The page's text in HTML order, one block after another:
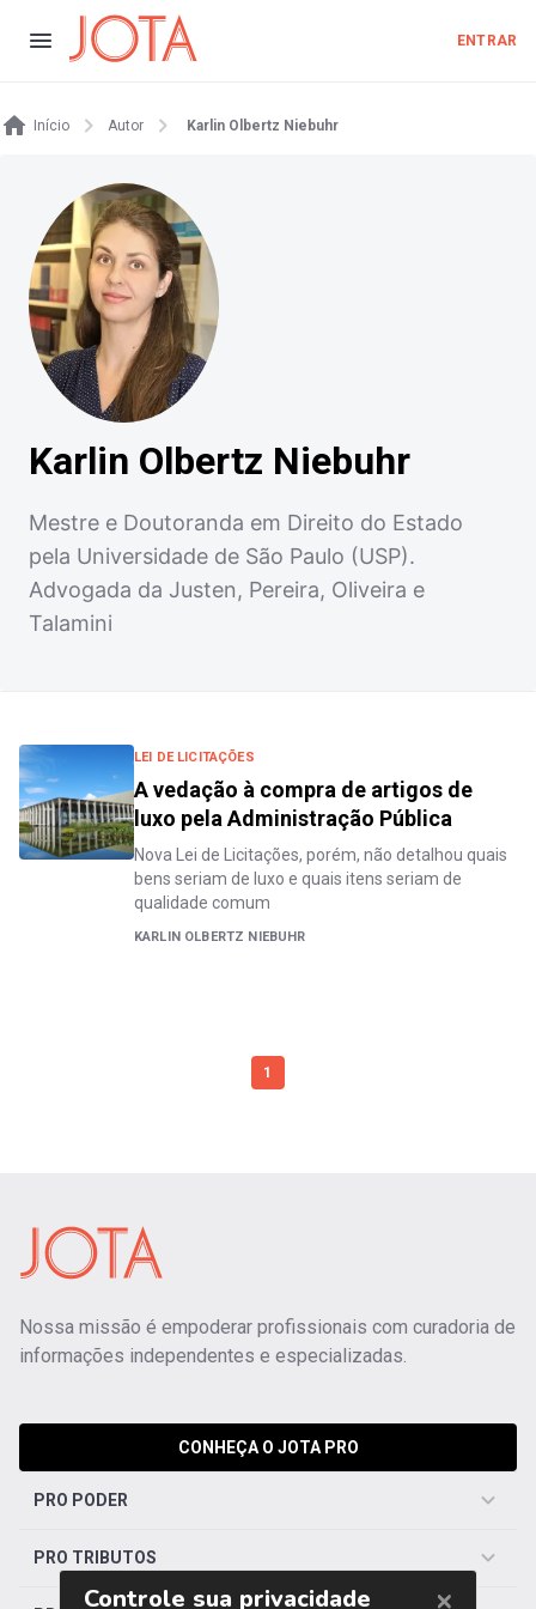
ENTRAR
Início Autor Karlin Olbertz Niebuhr
Karlin Olbertz Niebuhr
Mestre e Doutoranda em Direito do Estado
pela Universidade de São Paulo (USP).
Advogada da Justen, Pereira, Oliveira e
Talamini
LEI DE LICITAÇÕES
A vedação à compra de artigos de
luxo pela Administração Pública
Nova Lei de Licitações, porém, não detalhou quais
bens seriam de luxo e quais itens seriam de
qualidade comum
KARLIN OLBERTZ NIEBUHR
1
Nossa missão é empoderar profissionais com curadoria de
informações independentes e especializadas.
CONHEÇA O JOTA PRO
PRO PODER
PRO TRIBUTOS